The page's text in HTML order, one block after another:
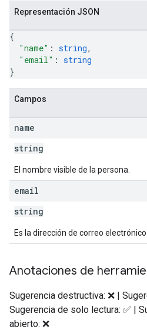
Representación JSON
{
"name" : string,
"email" : string
}
Campos
name
string
El nombre visible de la persona.
email
string
Es la dirección de correo
Anotaciones de
Sugerencia destructiva: ❌ |
Sugerencia de solo lectura: ✅ |
abierto: ❌